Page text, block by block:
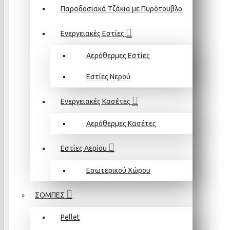
Παραδοσιακά Τζάκια με Πυρότουβλο
Ενεργειακές Εστίες
Αερόθερμες Εστίες
Εστίες Νερού
Ενεργειακές Κασέτες
Αερόθερμες Κασέτες
Εστίες Αερίου
Εσωτερικού Χώρου
ΣΟΜΠΕΣ
Pellet